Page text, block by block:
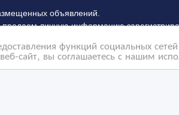
функций социальных
сайт, вы соглашаетесь с нашим
объявлений.
личную информацию
Googleнажмите тут.